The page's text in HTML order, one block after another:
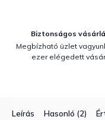
Biztonságos
Megbízható üzlet
ezer elégedett
Leírás Hasonló (2)